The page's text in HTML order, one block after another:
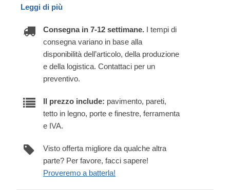
Leggi di più
Consegna in 7-12 settimane. I tempi di
consegna variano in base alla
disponibilità dell’articolo, della produzione
e della logistica. Contattaci per un
preventivo.
Il prezzo include: pavimento, pareti,
tetto in legno, porte e finestre, ferramenta
e IVA.
Visto offerta migliore da qualche altra
parte? Per favore, facci sapere!
Proveremo a batterla!